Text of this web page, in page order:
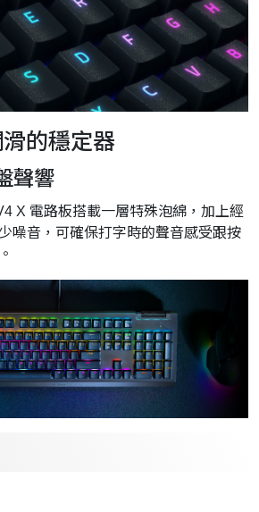
的穩定器
聲響
X 電路板搭載一層特殊泡綿，加上經
噪音，可確保打字時的聲音感受跟按